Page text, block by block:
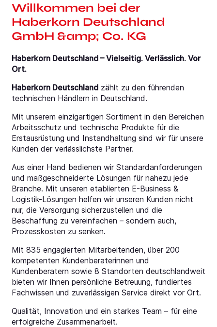
Willkommen bei der
Haberkorn Deutschland
GmbH &amp; Co. KG
Haberkorn Deutschland – Vielseitig. Verlässlich. Vor
Ort.
Haberkorn Deutschland zählt zu den führenden
technischen Händlern in Deutschland.
Mit unserem einzigartigen Sortiment in den Bereichen
Arbeitsschutz und technische Produkte für die
Erstausrüstung und Instandhaltung sind wir für unsere
Kunden der verlässlichste Partner.
Aus einer Hand bedienen wir Standardanforderungen
und maßgeschneiderte Lösungen für nahezu jede
Branche. Mit unseren etablierten E-Business &
Logistik-Lösungen helfen wir unseren Kunden nicht
nur, die Versorgung sicherzustellen und die
Beschaffung zu vereinfachen – sondern auch,
Prozesskosten zu senken.
Mit 835 engagierten Mitarbeitenden, über 200
kompetenten Kundenberaterinnen und
Kundenberatern sowie 8 Standorten deutschlandweit
bieten wir Ihnen persönliche Betreuung, fundiertes
Fachwissen und zuverlässigen Service direkt vor Ort.
Qualität, Innovation und ein starkes Team – für eine
erfolgreiche Zusammenarbeit.